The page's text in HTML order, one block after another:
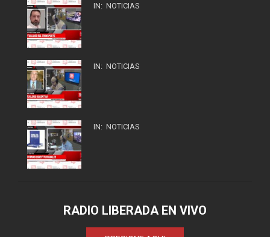
IN: NOTICIAS
IN: NOTICIAS
IN: NOTICIAS
RADIO LIBERADA EN VIVO